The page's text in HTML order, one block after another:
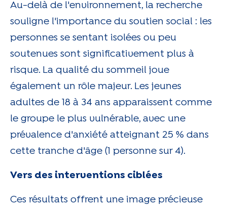
Au-delà de l'environnement, la recherche
souligne l'importance du soutien social : les
personnes se sentant isolées ou peu
soutenues sont significativement plus à
risque. La qualité du sommeil joue
également un rôle majeur. Les jeunes
adultes de 18 à 34 ans apparaissent comme
le groupe le plus vulnérable, avec une
prévalence d'anxiété atteignant 25 % dans
cette tranche d'âge (1 personne sur 4).
Vers des interventions ciblées
Ces résultats offrent une image précieuse